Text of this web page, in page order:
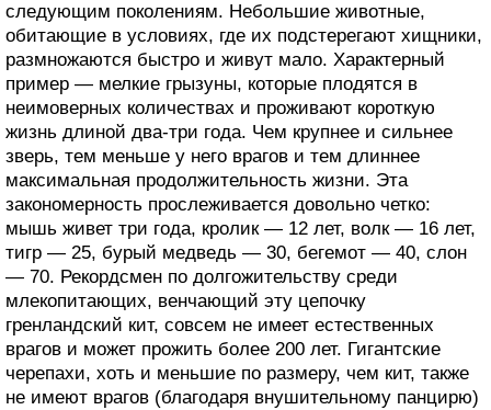
следующим поколениям. Небольшие животные,
обитающие в условиях, где их подстерегают хищники,
размножаются быстро и живут мало. Характерный
пример — мелкие грызуны, которые плодятся в
неимоверных количествах и проживают короткую
жизнь длиной два-три года. Чем крупнее и сильнее
зверь, тем меньше у него врагов и тем длиннее
максимальная продолжительность жизни. Эта
закономерность прослеживается довольно четко:
мышь живет три года, кролик — 12 лет, волк — 16 лет,
тигр — 25, бурый медведь — 30, бегемот — 40, слон
— 70. Рекордсмен по долгожительству среди
млекопитающих, венчающий эту цепочку
гренландский кит, совсем не имеет естественных
врагов и может прожить более 200 лет. Гигантские
черепахи, хоть и меньшие по размеру, чем кит, также
не имеют врагов (благодаря внушительному панцирю)